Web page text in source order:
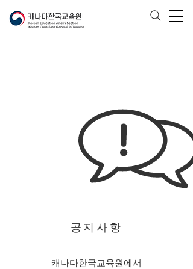
공지사항
캐나다한국교육원에서